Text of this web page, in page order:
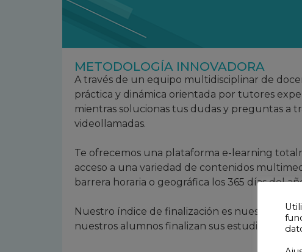
METODOLOGÍA INNOVADORA
A través de un equipo multidisciplinar de
práctica y dinámica orientada por tutores
mientras solucionas tus dudas y preguntas a
videollamadas.
Te ofrecemos una plataforma e-learning
acceso a una variedad de contenidos
barrera horaria o geográfica los 365 días del
Nuestro índice de finalización es nuestra
nuestros alumnos finalizan sus estudios